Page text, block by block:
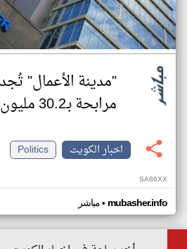
"مدينة الأعمال"
مرابحة بـ30.2 مليون جنيه إسترليني
اخبار الكويت
Politics
SA86XX
مباشر• mubasher.info